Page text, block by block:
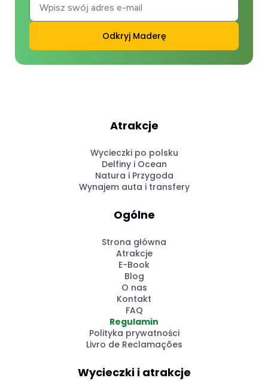
Odkryj Maderę
Atrakcje
Wycieczki po polsku
Delfiny i Ocean
Natura i Przygoda
Wynajem auta i transfery
Ogólne
Strona główna
Atrakcje
E-Book
Blog
O nas
Kontakt
FAQ
Regulamin
Polityka prywatności
Livro de Reclamações
Wycieczki i atrakcje